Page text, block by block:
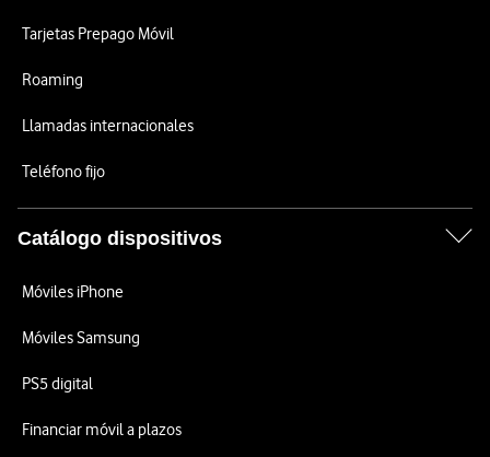
Tarjetas Prepago Móvil
Roaming
Llamadas internacionales
Teléfono fijo
Catálogo dispositivos
Móviles iPhone
Móviles Samsung
PS5 digital
Financiar móvil a plazos